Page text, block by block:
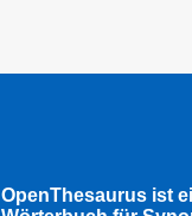
OpenThesaurus ist